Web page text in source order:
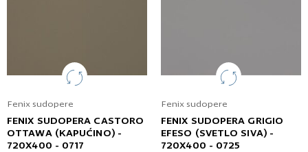
Fenix sudopere
FENIX SUDOPERA CASTORO
OTTAWA (KAPUĆINO) -
720X400 - 0717
Fenix sudopere
FENIX SUDOPERA GRIGIO
EFESO (SVETLO SIVA) -
720X400 - 0725